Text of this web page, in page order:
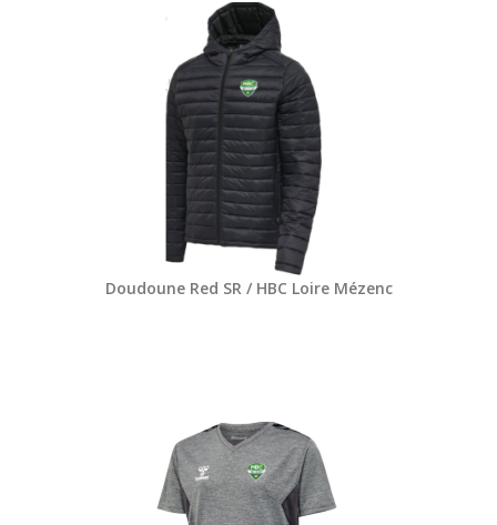
Doudoune Red SR / HBC Loire Mézenc